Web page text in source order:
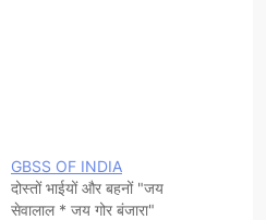
GBSS OF INDIA
दोस्तों भाईयों और बहनों "जय
सेवालाल * जय गोर बंजारा"